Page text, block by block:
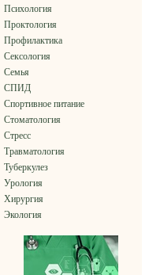
Психология
Проктология
Профилактика
Сексология
Семья
СПИД
Спортивное питание
Стоматология
Стресс
Травматология
Туберкулез
Урология
Хирургия
Экология